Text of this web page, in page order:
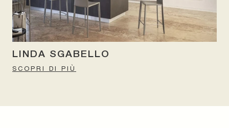
LINDA SGABELLO
SCOPRI DI PIÙ